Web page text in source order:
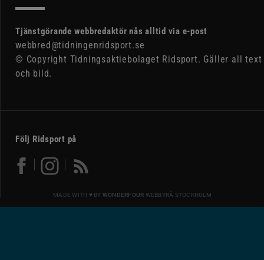
Tjänstgörande webbredaktör nås alltid via e-post
webbred@tidningenridsport.se
© Copyright Tidningsaktiebolaget Ridsport. Gäller all text
och bild.
Följ Ridsport på
MADE WITH ♥ BY WONDERFOUR WEBBYRÅ STOCKHOLM